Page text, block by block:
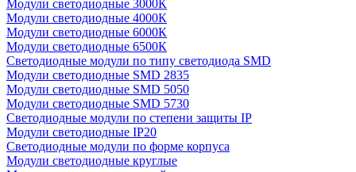
Модули светодиодные 3000К
Модули светодиодные 4000К
Модули светодиодные 6000К
Модули светодиодные 6500К
Светодиодные модули по типу светодиода SMD
Модули светодиодные SMD 2835
Модули светодиодные SMD 5050
Модули светодиодные SMD 5730
Светодиодные модули по степени защиты IP
Модули светодиодные IP20
Светодиодные модули по форме корпуса
Модули светодиодные круглые